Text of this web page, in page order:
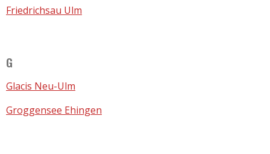
Friedrichsau Ulm
G
Glacis Neu-Ulm
Groggensee Ehingen